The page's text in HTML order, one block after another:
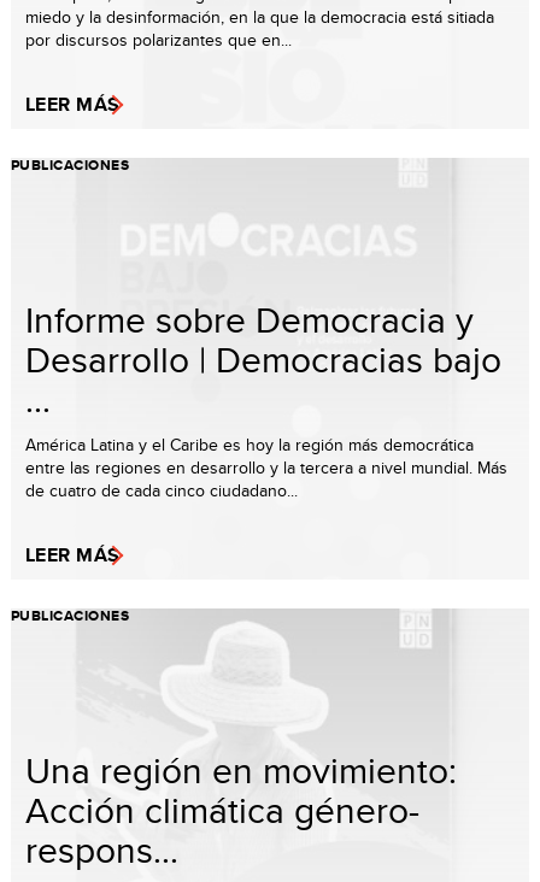
miedo y la desinformación, en la que la democracia está sitiada
por discursos polarizantes que en...
LEER MÁS
PUBLICACIONES
Informe sobre Democracia y
Desarrollo | Democracias bajo
...
América Latina y el Caribe es hoy la región más democrática
entre las regiones en desarrollo y la tercera a nivel mundial. Más
de cuatro de cada cinco ciudadano...
LEER MÁS
PUBLICACIONES
Una región en movimiento:
Acción climática género-
respons...